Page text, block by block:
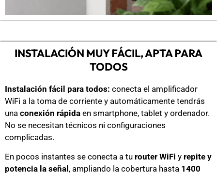
INSTALACIÓN MUY FÁCIL, APTA PARA
TODOS
Instalación fácil para todos: conecta el amplificador
WiFi a la toma de corriente y automáticamente tendrás
una conexión rápida en smartphone, tablet y ordenador.
No se necesitan técnicos ni configuraciones
complicadas.
En pocos instantes se conecta a tu router WiFi y repite y
potencia la señal, ampliando la cobertura hasta 1400